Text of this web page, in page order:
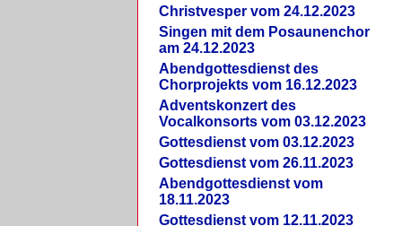
Christvesper vom 24.12.2023
Singen mit dem Posaunenchor
am 24.12.2023
Abendgottesdienst des
Chorprojekts vom 16.12.2023
Adventskonzert des
Vocalkonsorts vom 03.12.2023
Gottesdienst vom 03.12.2023
Gottesdienst vom 26.11.2023
Abendgottesdienst vom
18.11.2023
Gottesdienst vom 12.11.2023